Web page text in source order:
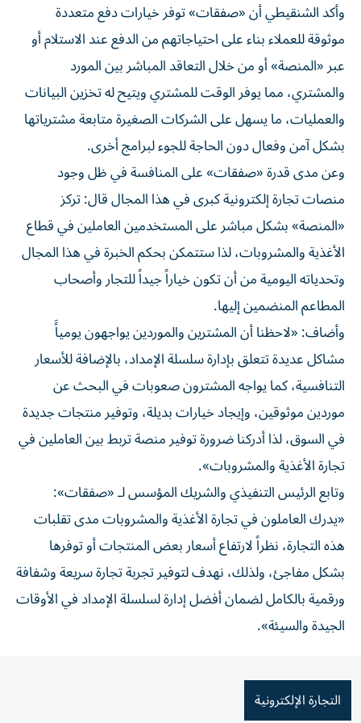
وأكد الشنقيطي أن «صفقات» توفر خيارات دفع متعددة
موثوقة للعملاء بناء على احتياجاتهم من الدفع عند الاستلام أو
عبر «المنصة» أو من خلال التعاقد المباشر بين المورد
والمشتري، مما يوفر الوقت للمشتري ويتيح له تخزين البيانات
والعمليات، ما يسهل على الشركات الصغيرة متابعة مشترياتها
بشكل آمن وفعال دون الحاجة للجوء لبرامج أخرى.
وعن مدى قدرة «صفقات» على المنافسة في ظل وجود
منصات تجارة إلكترونية كبرى في هذا المجال قال: تركز
«المنصة» بشكل مباشر على المستخدمين العاملين في قطاع
الأغذية والمشروبات، لذا ستتمكن بحكم الخبرة في هذا المجال
وتحدياته اليومية من أن تكون خياراً جيداً للتجار وأصحاب
المطاعم المنضمين إليها.
وأضاف: «لاحظنا أن المشترين والموردين يواجهون يومياًَ
مشاكل عديدة تتعلق بإدارة سلسلة الإمداد، بالإضافة للأسعار
التنافسية، كما يواجه المشترون صعوبات في البحث عن
موردين موثوقين، وإيجاد خيارات بديلة، وتوفير منتجات جديدة
في السوق، لذا أدركنا ضرورة توفير منصة تربط بين العاملين في
تجارة الأغذية والمشروبات».
وتابع الرئيس التنفيذي والشريك المؤسس لـ «صفقات»:
«يدرك العاملون في تجارة الأغذية والمشروبات مدى تقلبات
هذه التجارة، نظراً لارتفاع أسعار بعض المنتجات أو توفرها
بشكل مفاجئ، ولذلك، نهدف لتوفير تجربة تجارة سريعة وشفافة
ورقمية بالكامل لضمان أفضل إدارة لسلسلة الإمداد في الأوقات
الجيدة والسيئة».
التجارة الإلكترونية